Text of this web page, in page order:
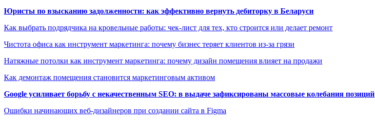
Юристы по взысканию задолженности: как эффективно вернуть дебиторку в Беларуси
Как выбрать подрядчика на кровельные работы: чек-лист для тех, кто строится или делает ремонт
Чистота офиса как инструмент маркетинга: почему бизнес теряет клиентов из-за грязи
Натяжные потолки как инструмент маркетинга: почему дизайн помещения влияет на продажи
Как демонтаж помещения становится маркетинговым активом
Google усиливает борьбу с некачественным SEO: в выдаче зафиксированы массовые колебания позиций
Ошибки начинающих веб-дизайнеров при создании сайта в Figma